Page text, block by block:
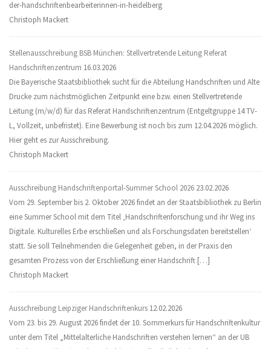
der-handschriftenbearbeiterinnen-in-heidelberg
Christoph Mackert
Stellenausschreibung BSB München: Stellvertretende Leitung Referat
Handschriftenzentrum 16.03.2026
Die Bayerische Staatsbibliothek sucht für die Abteilung Handschriften und Alte
Drucke zum nächstmöglichen Zeitpunkt eine bzw. einen Stellvertretende
Leitung (m/w/d) für das Referat Handschriftenzentrum (Entgeltgruppe 14 TV-
L, Vollzeit, unbefristet). Eine Bewerbung ist noch bis zum 12.04.2026 möglich.
Hier geht es zur Ausschreibung.
Christoph Mackert
Ausschreibung Handschriftenportal-Summer School 2026 23.02.2026
Vom 29. September bis 2. Oktober 2026 findet an der Staatsbibliothek zu Berlin
eine Summer School mit dem Titel ‚Handschriftenforschung und ihr Weg ins
Digitale. Kulturelles Erbe erschließen und als Forschungsdaten bereitstellen‘
statt. Sie soll Teilnehmenden die Gelegenheit geben, in der Praxis den
gesamten Prozess von der Erschließung einer Handschrift […]
Christoph Mackert
Ausschreibung Leipziger Handschriftenkurs 12.02.2026
Vom 23. bis 29. August 2026 findet der 10. Sommerkurs für Handschriftenkultur
unter dem Titel „Mittelalterliche Handschriften verstehen lernen“ an der UB